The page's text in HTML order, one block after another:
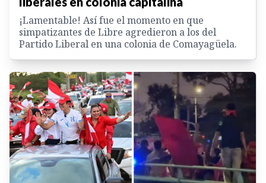
¡Lamentable! Así fue el momento en que
simpatizantes de Libre agredieron a los del
Partido Liberal en una colonia de Comayagüela.